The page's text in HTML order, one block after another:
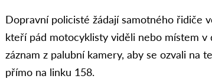
Dopravní policisté žádají samotného řidiče
kteří pád motocyklisty viděli nebo místem v
záznam z palubní kamery, aby se ozvali na
přímo na linku 158.